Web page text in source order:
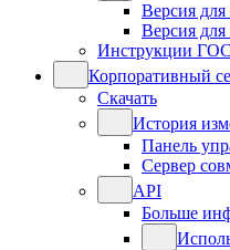
Версия
Версия
Инструкции
Корпоративный
Скачать
История
Панель
Сервер
API
Больше